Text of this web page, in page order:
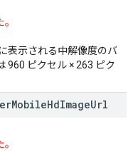
表示される中解像度のバ
960 ピクセル × 263 ピク
MobileHdImageUrl